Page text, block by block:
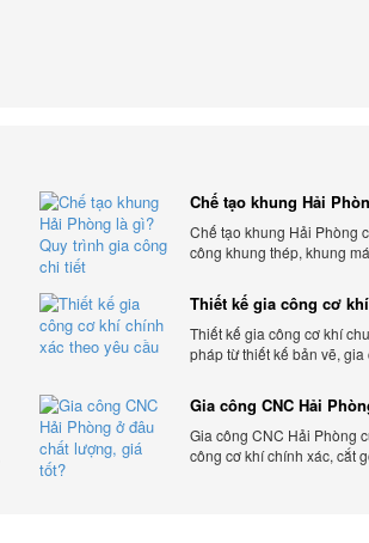
Chế tạo khung Hải
gia công chi tiết
Chế tạo khung Hải Phòng
công khung thép, khung
ưu chi phí.
Thiết kế gia công cơ
yêu cầu
Thiết kế gia công cơ khí
pháp từ thiết kế bản vẽ,
Gia công CNC Hải
lượng, giá tốt?
Gia công CNC Hải Phòng
công cơ khí chính xác, cắt